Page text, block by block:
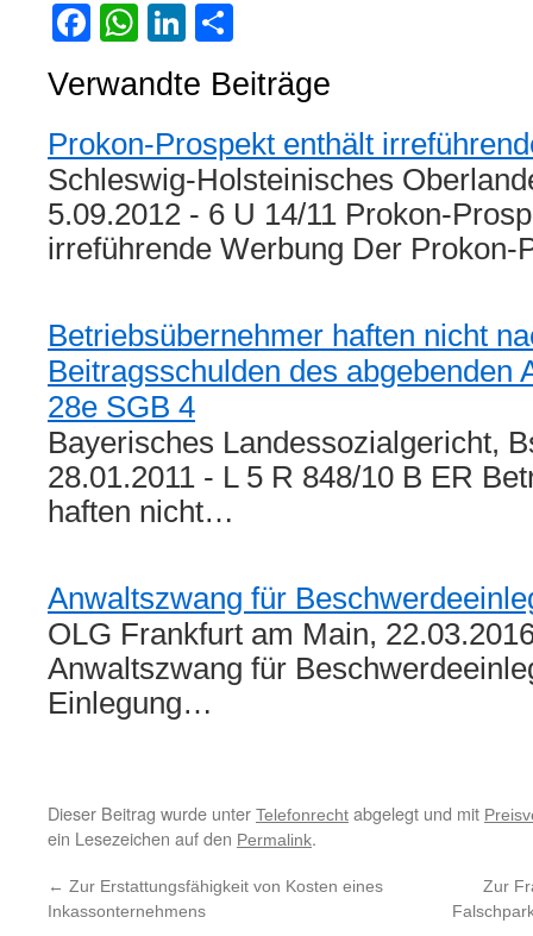
Facebook
WhatsApp
LinkedIn
Verwandte Beiträge
Prokon-Prospekt enthält
Schleswig-Holsteinisches
5.09.2012 - 6 U 14/11 Prokon-
irreführende Werbung Der
Betriebsübernehmer haften nicht
Beitragsschulden des abgebenden
28e SGB 4
Bayerisches Landessozialgericht,
28.01.2011 - L 5 R 848/10 B ER
haften nicht…
Anwaltszwang für
OLG Frankfurt am Main,
Anwaltszwang für
Einlegung…
Dieser Beitrag wurde unter Telefonrecht abgelegt und mit
ein Lesezeichen auf den Permalink.
← Zur Erstattungsfähigkeit von Kosten eines
Inkassonternehmens
Zur